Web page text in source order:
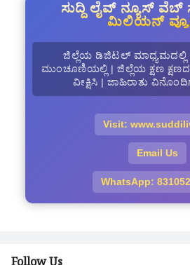
ಸುದ್ದಿ ಲೈವ್ ನ್ಯೂಸ್
ಮಿಲಿಯನ್
ಜಿಲ್ಲೆಯ ಡಿಜಿಟಲ್ ಮಾಧ್ಯಮದಲ್ಲಿ
ಮುಂಚೂಣಿಯಲ್ಲಿ | ಜಿಲ್ಲೆಯ ಕ್ಷಣ ಕ್ಷಣದ
ವೀಕ್ಷಿಸಿ | ಜಾಹಿರಾತು
Visit:
Email Us
WhatsApp: